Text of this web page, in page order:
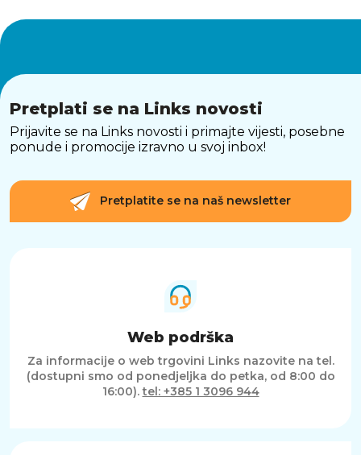
Pretplati se na Links novosti
Prijavite se na Links novosti i primajte vijesti, posebne
ponude i promocije izravno u svoj inbox!
Pretplatite se na naš newsletter
Web podrška
Za informacije o web trgovini Links nazovite na tel.
(dostupni smo od ponedjeljka do petka, od 8:00 do
16:00).tel: +385 1 3096 944